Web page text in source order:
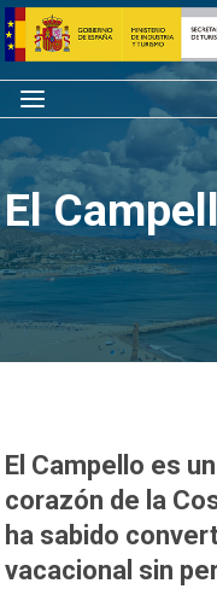
Saltar
al
contenido
Inicio
Menú
El
El Campello es
corazón de la
ha sabido
vacacional sin